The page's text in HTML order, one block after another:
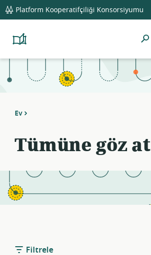
global
navigation
Platform Kooperatifçiliği Konsorsiyumu
Platform
Resource
Ara
Ev
Tümüne göz at
Filtrele